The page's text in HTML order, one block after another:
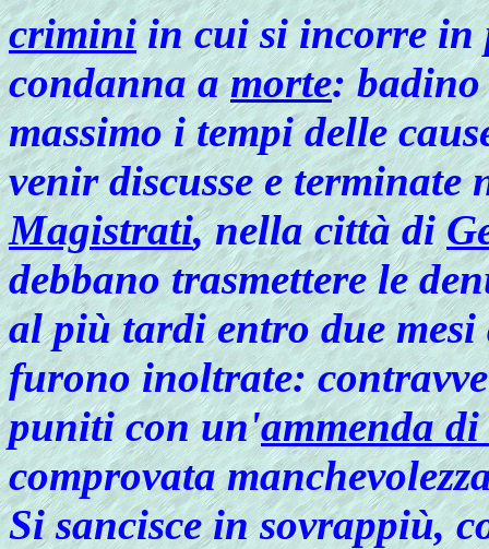
criminiin cui si incorre in
condanna amorte: badino
massimo i tempi delle
venir discusse e
Magistrati, nella città di
debbano trasmettere le
al più tardi entro due
furono inoltrate:
puniti con un'ammenda
comprovata
Si sancisce in sovrappiù,